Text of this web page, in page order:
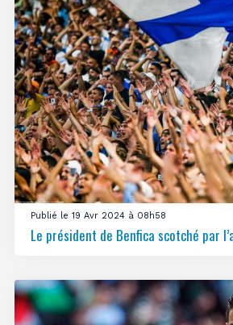
Publié le 19 Avr 2024 à 08h58
Le président de Benfica scotché par